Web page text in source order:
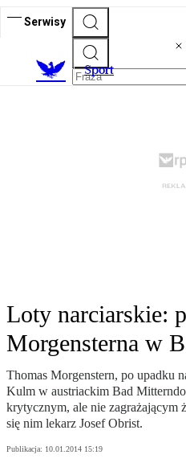
Serwisy
Sport
Loty narciarskie:
Morgensterna w
Thomas Morgenstern, po upadku
Kulm w austriackim Bad
krytycznym, ale nie zagrażającym
się nim lekarz Josef Obrist.
Publikacja: 10.01.2014 15:19